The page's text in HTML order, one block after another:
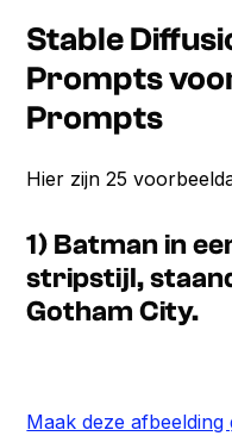
Stable
Prompts
Prompts
Hier zijn 25
1) Batman in
stripstijl,
Gotham City.
Maak deze